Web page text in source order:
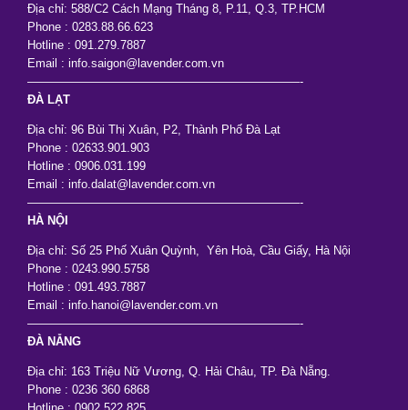
Địa chỉ: 588/C2 Cách Mạng Tháng 8, P.11, Q.3, TP.HCM
Phone : 0283.88.66.623
Hotline : 091.279.7887
Email : info.saigon@lavender.com.vn
———————————————————————-
ĐÀ LẠT
Địa chỉ: 96 Bùi Thị Xuân, P2, Thành Phố Đà Lạt
Phone : 02633.901.903
Hotline : 0906.031.199
Email : info.dalat@lavender.com.vn
———————————————————————-
HÀ NỘI
Địa chỉ: Số 25 Phố Xuân Quỳnh, Yên Hoà, Cầu Giấy, Hà Nội
Phone : 0243.990.5758
Hotline : 091.493.7887
Email : info.hanoi@lavender.com.vn
———————————————————————-
ĐÀ NẴNG
Địa chỉ: 163 Triệu Nữ Vương, Q. Hải Châu, TP. Đà Nẵng.
Phone : 0236 360 6868
Hotline : 0902.522 825